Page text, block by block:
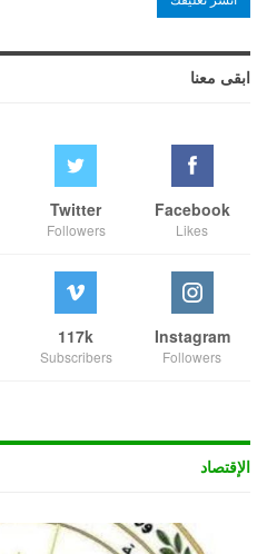
ابقى معنا
Facebook
Likes
Twitter
Followers
Instagram
Followers
117k
Subscribers
الإقتصاد